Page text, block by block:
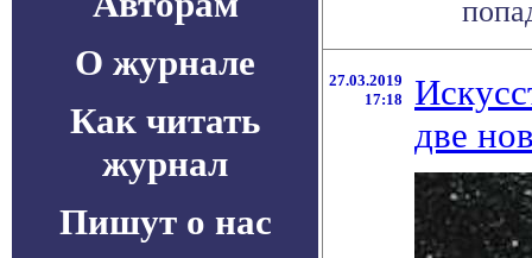
О журнале
Как читать
журнал
Пишут о нас
27.03.2019
17:18
две